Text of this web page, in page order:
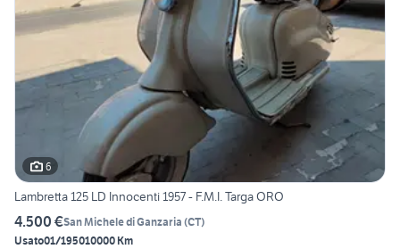
6
Lambretta 125 LD Innocenti 1957 - F.M.I. Targa ORO
4.500 €San Michele di Ganzaria (CT)
Usato01/195010000 Km